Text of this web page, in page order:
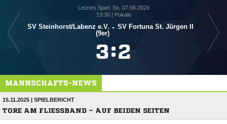
Letztes Spiel: So, 07.06.2026
13:30 | Pokale
SV Steinhorst/​Labenz e.V.
(9er)
- SV Fortuna St. Jürgen II
:
MANNSCHAFTS-NEWS
15.11.2025 | SPIELBERICHT
TORE AM FLIESSBAND – AUF BEIDEN SEITEN